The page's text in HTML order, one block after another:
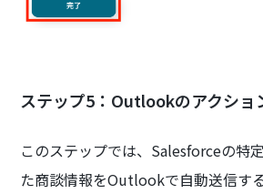
ステップ5：Outlookのアクショ
このステップでは、Salesforceの特
た商談情報をOutlookで自動送信す